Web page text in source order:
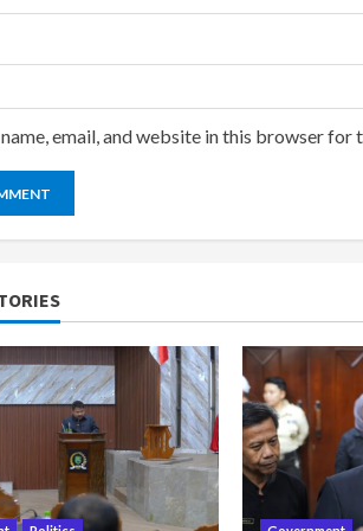
name, email, and website in this browser for